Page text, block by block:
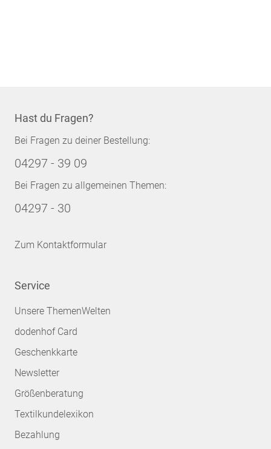
Hast du Fragen?
Bei Fragen zu deiner Bestellung:
04297 - 39 09
Bei Fragen zu allgemeinen Themen:
04297 - 30
Zum Kontaktformular
Service
Unsere ThemenWelten
dodenhof Card
Geschenkkarte
Newsletter
Größenberatung
Textilkundelexikon
Bezahlung